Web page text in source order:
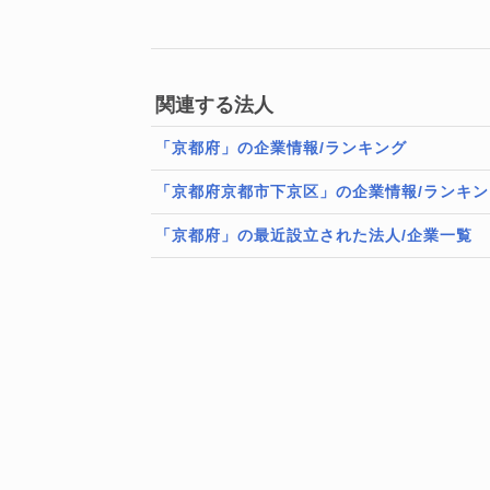
関連する法人
「京都府」の企業情報/ランキング
「京都府京都市下京区」の企業情報/ランキ
「京都府」の最近設立された法人/企業一覧